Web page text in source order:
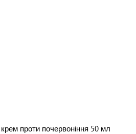
проти почервоніння 50 мл